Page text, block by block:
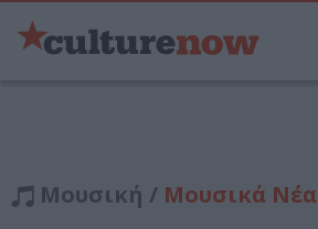
Μουσική / Μουσικά Νέα